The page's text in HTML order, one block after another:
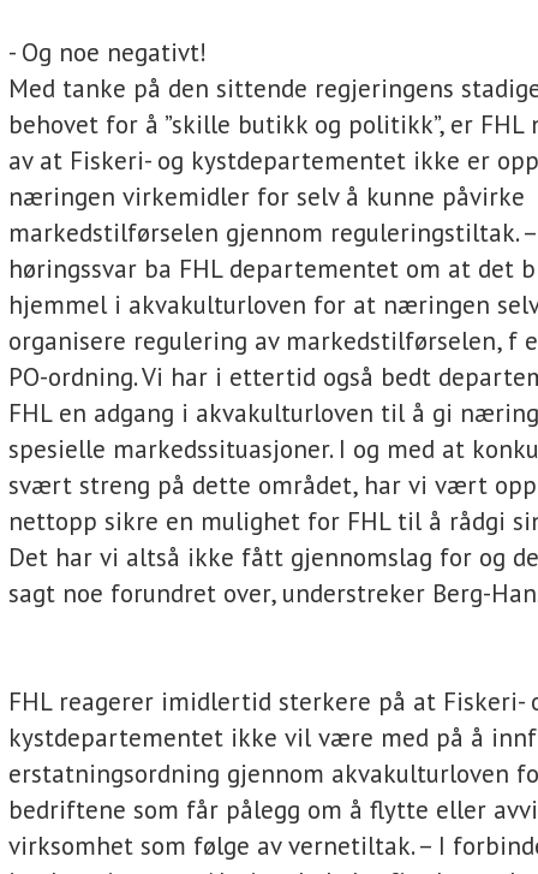
- Og noe negativt!
Med tanke på den sittende regjeringens
behovet for å ”skille butikk og politikk”, er FHL
av at Fiskeri- og kystdepartementet ikke er
næringen virkemidler for selv å kunne påvirke
markedstilførselen gjennom reguleringstiltak.
høringssvar ba FHL departementet om at det
hjemmel i akvakulturloven for at næringen
organisere regulering av markedstilførselen, f
PO-ordning. Vi har i ettertid også bedt
FHL en adgang i akvakulturloven til å gi
spesielle markedssituasjoner. I og med at
svært streng på dette området, har vi vært
nettopp sikre en mulighet for FHL til å rådgi
Det har vi altså ikke fått gjennomslag for og
sagt noe forundret over, understreker Berg-
FHL reagerer imidlertid sterkere på at Fiskeri-
kystdepartementet ikke vil være med på å
erstatningsordning gjennom akvakulturloven
bedriftene som får pålegg om å flytte eller
virksomhet som følge av vernetiltak. – I